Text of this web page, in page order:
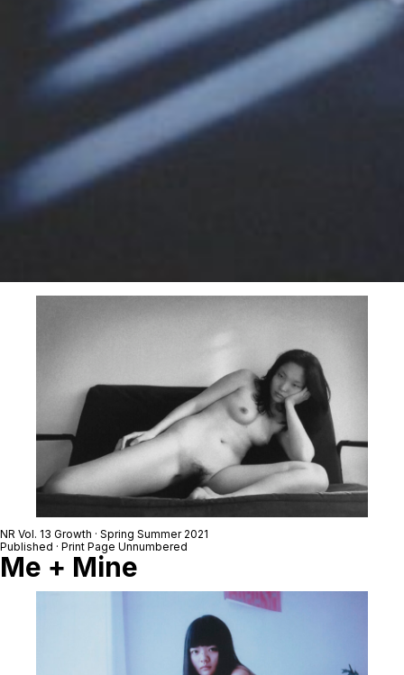
NR Vol. 13 Growth · Spring Summer 2021
Published · Print Page Unnumbered
Me + Mine